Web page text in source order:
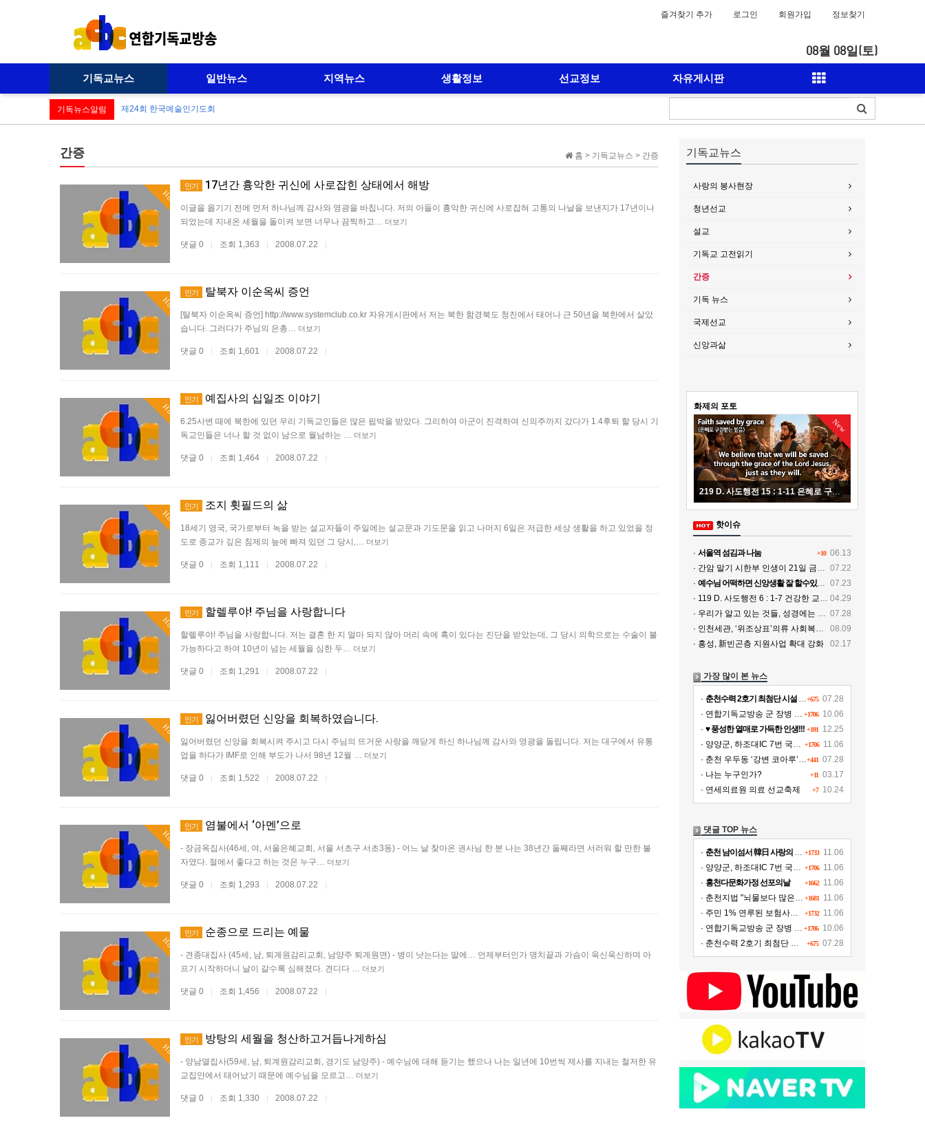
즐겨찾기 추가 로그인 회원가입 정보찾기
08월 08일(토)
기독교뉴스 일반뉴스 지역뉴스 생활정보 선교정보 자유게시판
기독뉴스알림 제24회 한국예술인기도회
홈 > 기독교뉴스 > 간증
간증
Hot
인기 17년간 흉악한 귀신에 사로잡힌 상태에서 해방
이글을 옮기기 전에 먼저 하나님께 감사와 영광을 바칩니다. 저의 아들이 흉악한 귀신에 사로잡혀 고통의 나날을 보낸지가 17년이나
되었는데 지내온 세월을 돌이켜 보면 너무나 끔찍하고… 더보기
댓글 0 | 조회 1,363 | 2008.07.22 |
Hot
인기 탈북자 이순옥씨 증언
[탈북자 이순옥씨 증언] http://www.systemclub.co.kr 자유게시판에서 저는 북한 함경북도 청진에서 태어나 근 50년을 북한에서 살았
습니다. 그러다가 주님의 은총… 더보기
댓글 0 | 조회 1,601 | 2008.07.22 |
Hot
인기 예집사의 십일조 이야기
6.25사변 때에 북한에 있던 우리 기독교인들은 많은 핍박을 받았다. 그리하여 아군이 진격하여 신의주까지 갔다가 1.4후퇴 할 당시 기
독교인들은 너나 할 것 없이 남으로 월남하는 … 더보기
댓글 0 | 조회 1,464 | 2008.07.22 |
Hot
인기 조지 휫필드의 삶
18세기 영국, 국가로부터 녹을 받는 설교자들이 주일에는 설교문과 기도문을 읽고 나머지 6일은 저급한 세상 생활을 하고 있었을 정
도로 종교가 깊은 침제의 늪에 빠져 있던 그 당시,… 더보기
댓글 0 | 조회 1,111 | 2008.07.22 |
Hot
인기 할렐루야! 주님을 사랑합니다
할렐루야! 주님을 사랑합니다. 저는 결혼 한 지 얼마 되지 않아 머리 속에 혹이 있다는 진단을 받았는데, 그 당시 의학으로는 수술이 불
가능하다고 하여 10년이 넘는 세월을 심한 두… 더보기
댓글 0 | 조회 1,291 | 2008.07.22 |
Hot
인기 잃어버렸던 신앙을 회복하였습니다.
잃어버렸던 신앙을 회복시켜 주시고 다시 주님의 뜨거운 사랑을 깨닫게 하신 하나님께 감사와 영광을 돌립니다. 저는 대구에서 유통
업을 하다가 IMF로 인해 부도가 나서 98년 12월 … 더보기
댓글 0 | 조회 1,522 | 2008.07.22 |
Hot
인기 염불에서 ‘아멘’으로
- 장금옥집사(46세, 여, 서울은혜교회, 서울 서초구 서초3동) - 어느 날 찾아온 권사님 한 분 나는 38년간 둘째라면 서러워 할 만한 불
자였다. 절에서 좋다고 하는 것은 누구… 더보기
댓글 0 | 조회 1,293 | 2008.07.22 |
Hot
인기 순종으로 드리는 예물
- 견종대집사 (45세, 남, 퇴계원감리교회, 남양주 퇴계원면) - 병이 낫는다는 말에… 언제부터인가 명치끝과 가슴이 욱신욱신하며 아
프기 시작하더니 날이 갈수록 심해졌다. 견디다 … 더보기
댓글 0 | 조회 1,456 | 2008.07.22 |
Hot
인기 방탕의 세월을 청산하고거듭나게하심
- 양남열집사(59세, 남, 퇴계원감리교회, 경기도 남양주) - 예수님에 대해 듣기는 했으나 나는 일년에 10번씩 제사를 지내는 철저한 유
교집안에서 태어났기 때문에 예수님을 모르고… 더보기
댓글 0 | 조회 1,330 | 2008.07.22 |
기독교뉴스
사랑의 봉사현장
청년선교
설교
기독교 고전읽기
간증
기독 뉴스
국제선교
신앙과삶
화제의 포토
New
219 D. 사도행전 15 : 1-11 은혜로 구원받는 복음 20260807
핫이슈
+10 06.13
· 서울역 섬김과 나눔
07.22
· 간암 말기 시한부 인생이 21일 금식기도로 치유
07.23
· 예수님 어떡하면 신앙생활 잘 할수있나요
04.29
· 119 D. 사도행전 6 : 1-7 건강한 교회, 전파되는 복음 20260429
07.28
· 우리가 알고 있는 것들, 성경에는 없다…
08.09
· 인천세관, ‘위조상표’의류 사회복지시설에 기증
02.17
· 홍성, 新빈곤층 지원사업 확대 강화
가장 많이 본 뉴스
+675 07.28
· 춘천수력 2호기 최첨단 시설 교체, 연간 11여 억원 수익 추가 확보
+1706 10.06
· 연합기독교방송 군 장병 위문!!!
+101 12.25
· ♥ 풍성한 열매로 가득한 인생!!!
+1706 11.06
· 양양군, 하조대IC 7번 국도∼양양공항 도로개설
+441 07.28
· 춘천 우두동 ‘강변 코아루’ 파격가 분양
+11 03.17
· 나는 누구인가?
+7 10.24
· 연세의료원 의료 선교축제
댓글 TOP 뉴스
+1733 11.06
· 춘천 남이섬서 韓日 사랑의 김장나누기
+1706 11.06
· 양양군, 하조대IC 7번 국도∼양양공항 도로개설
+1662 11.06
· 홍천다문화가정 선포의날
+1681 11.06
· 춘천지법 "뇌물보다 많은 액수의 벌금형 병과해야"
+1732 11.06
· 주민 1% 연루된 보험사기 그 후..뒤숭숭한 태백
+1706 10.06
· 연합기독교방송 군 장병 위문!!!
+675 07.28
· 춘천수력 2호기 최첨단 시설 교체, 연간 11여 억원 수익 추가 확보